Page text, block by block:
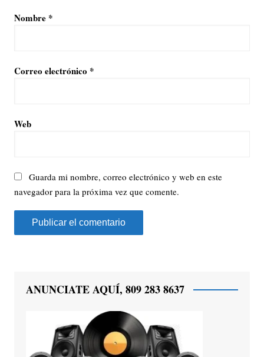
Nombre *
Correo electrónico *
Web
Guarda mi nombre, correo electrónico y web en este
navegador para la próxima vez que comente.
ANUNCIATE AQUÍ, 809 283 8637